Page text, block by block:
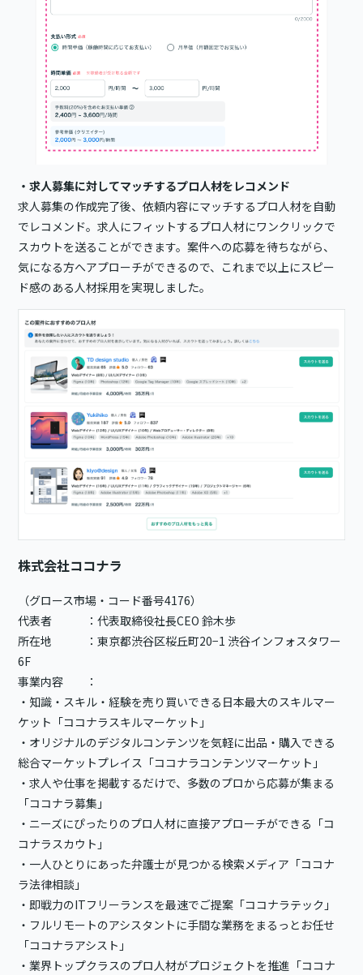
・求人募集に対してマッチするプロ人材をレコメンド
求人募集の作成完了後、依頼内容にマッチするプロ人材を自動
でレコメンド。求人にフィットするプロ人材にワンクリックで
スカウトを送ることができます。案件への応募を待ちながら、
気になる方へアプローチができるので、これまで以上にスピー
ド感のある人材採用を実現しました。
株式会社ココナラ
（グロース市場・コード番号4176）
代表者 ：代表取締役社長CEO 鈴木歩
所在地 ：東京都渋谷区桜丘町20−1 渋谷インフォスタワー
6F
事業内容 ：
・知識・スキル・経験を売り買いできる日本最大のスキルマー
ケット「ココナラスキルマーケット」
・オリジナルのデジタルコンテンツを気軽に出品・購入できる
総合マーケットプレイス「ココナラコンテンツマーケット」
・求人や仕事を掲載するだけで、多数のプロから応募が集まる
「ココナラ募集」
・ニーズにぴったりのプロ人材に直接アプローチができる「コ
コナラスカウト」
・一人ひとりにあった弁護士が見つかる検索メディア「ココナ
ラ法律相談」
・即戦力のITフリーランスを最速でご提案「ココナラテック」
・フルリモートのアシスタントに手間な業務をまるっとお任せ
「ココナラアシスト」
・業界トップクラスのプロ人材がプロジェクトを推進「ココナ